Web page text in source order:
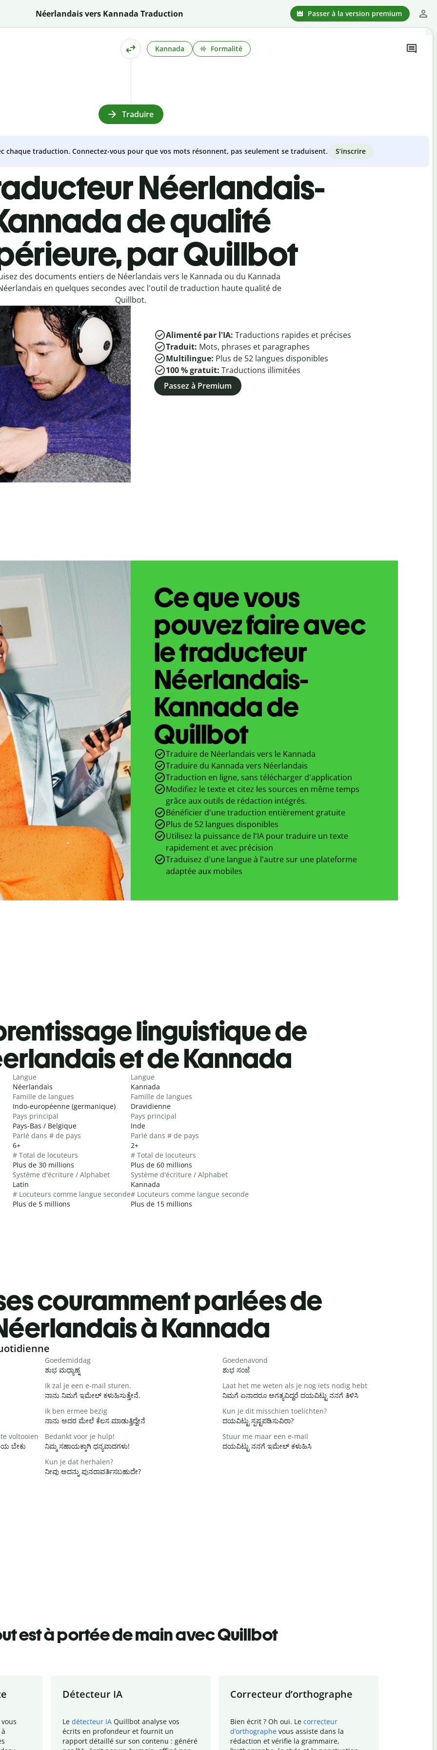
Néerlandais vers Kannada Traduction Passer à la version premium
Kannada Formalité
Traduire
chaque traduction. Connectez-vous pour que vos mots résonnent, pas seulement se traduisent. S’inscrire
Néerlandais-
de qualité
par Quillbot
des documents entiers de Néerlandais vers le Kannada ou du Kannada
en quelques secondes avec l'outil de traduction haute qualité de
Quillbot.
Alimenté par l'IA: Traductions rapides et précises
Traduit: Mots, phrases et paragraphes
Multilingue: Plus de 52 langues disponibles
100 % gratuit: Traductions illimitées
Passez à Premium
Ce que vous
pouvez faire avec
le traducteur
Néerlandais-
Kannada de
Quillbot
Traduire de Néerlandais vers le Kannada
Traduire du Kannada vers Néerlandais
Traduction en ligne, sans télécharger d'application
Modifiez le texte et citez les sources en même temps
grâce aux outils de rédaction intégrés.
Bénéficier d'une traduction entièrement gratuite
Plus de 52 langues disponibles
Utilisez la puissance de l'IA pour traduire un texte
rapidement et avec précision
Traduisez d'une langue à l'autre sur une plateforme
adaptée aux mobiles
linguistique de
et de Kannada
Langue
Néerlandais
Famille de langues
Indo-européenne (germanique)
Pays principal
Pays-Bas / Belgique
Parlé dans # de pays
6+
# Total de locuteurs
Plus de 30 millions
Système d'écriture / Alphabet
Latin
# Locuteurs comme langue seconde
Plus de 5 millions
Langue
Kannada
Famille de langues
Dravidienne
Pays principal
Inde
Parlé dans # de pays
2+
# Total de locuteurs
Plus de 60 millions
Système d'écriture / Alphabet
Kannada
# Locuteurs comme langue seconde
Plus de 15 millions
couramment parlées de
à Kannada
Goedemiddag
ಶುಭ ಮಧ್ಯಾಹ್ನ
Goedenavond
ಶುಭ ಸಂಜೆ
Ik zal je een e-mail sturen.
ನಾನು ನಿಮಗೆ ಇಮೇಲ್ ಕಳುಹಿಸುತ್ತೇನೆ.
Laat het me weten als je nog iets nodig hebt
ನಿಮಗೆ ಏನಾದರೂ ಅಗತ್ಯವಿದ್ದರೆ ದಯವಿಟ್ಟು ನನಗೆ ತಿಳಿಸಿ
Ik ben ermee bezig
ನಾನು ಅದರ ಮೇಲೆ ಕೆಲಸ ಮಾಡುತ್ತಿದ್ದೇನೆ
Kun je dit misschien toelichten?
ದಯವಿಟ್ಟು ಸ್ಪಷ್ಟಪಡಿಸುವಿರಾ?
voltooien
ಬೇಕು
Bedankt voor je hulp!
ನಿಮ್ಮ ಸಹಾಯಕ್ಕಾಗಿ ಧನ್ಯವಾದಗಳು!
Stuur me maar een e-mail
ದಯವಿಟ್ಟು ನನಗೆ ಇಮೇಲ್ ಕಳುಹಿಸಿ
Kun je dat herhalen?
ನೀವು ಅದನ್ನು ಪುನರಾವರ್ತಿಸಬಹುದೇ?
est à portée de main avec Quillbot
Détecteur IA
Le détecteur IA Quillbot analyse vos
écrits en profondeur et fournit un
rapport détaillé sur son contenu : généré
Correcteur d’orthographe
Bien écrit ? Oh oui. Le correcteur
d’orthographe vous assiste dans la
rédaction et vérifie la grammaire,